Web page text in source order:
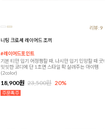
리뷰:9
니팅 크로셰 레이어드 조끼
#레이어드포인트
기본 티만 입기 어정쩡할 때, 나시만 입기 민망할 때 굿!
밋밋한 코디에 단 1초면 스타일 확 살려주는 아이템
(2color)
18,900원 23,500원 20%